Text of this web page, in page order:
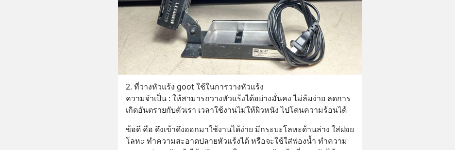
2. ที่วางหัวแร้ง goot ใช้ในการวางหัวแร้ง
ความจำเป็น : ให้สามารถวางหัวแร้งได้อย่างมั่นคง ไม่ล้มง่าย ลดการ
เกิดอันตรายกับตัวเรา เวลาใช้งานไม่ให้ผิวหนัง ไปโดนความร้อนได้
ข้อดี คือ ดึงเข้าดึงออกมาใช้งานได้ง่าย มีกระบะโลหะด้านล่าง ใส่ฝอย
โลหะ ทำความสะอาดปลายหัวแร้งได้ หรือจะใช้ใส่ฟองน้ำ ทำความ